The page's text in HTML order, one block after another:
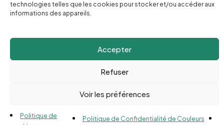
technologies telles que les cookies pour stocker et/ou accéder aux
informations des appareils.
Accepter
Refuser
Voir les préférences
Politique de
Politique de Confidentialité de Couleurs
Compare(0)
Compare